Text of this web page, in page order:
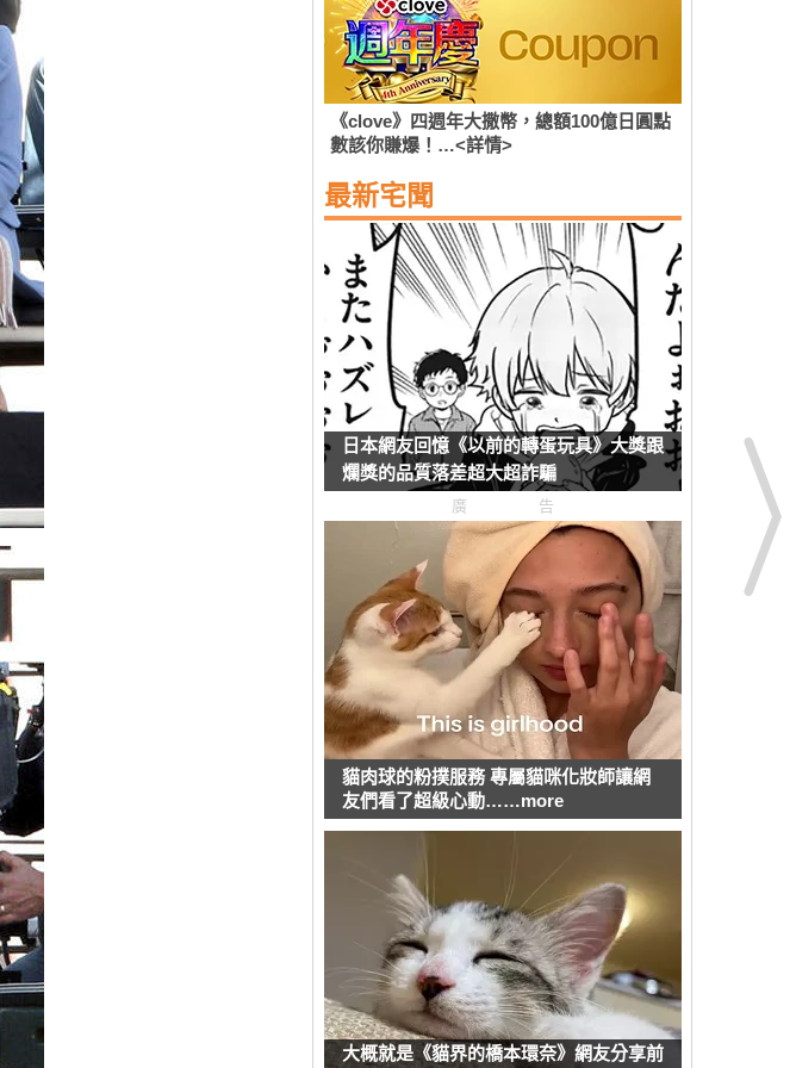
《clove》四週年大撒幣，總額100億日圓點
數該你賺爆！…<詳情>
最新宅聞
日本網友回憶《以前的轉蛋玩具》大獎跟
爛獎的品質落差超大超詐騙
廣告
貓肉球的粉撲服務 專屬貓咪化妝師讓網
友們看了超級心動……more
大概就是《貓界的橋本環奈》網友分享前